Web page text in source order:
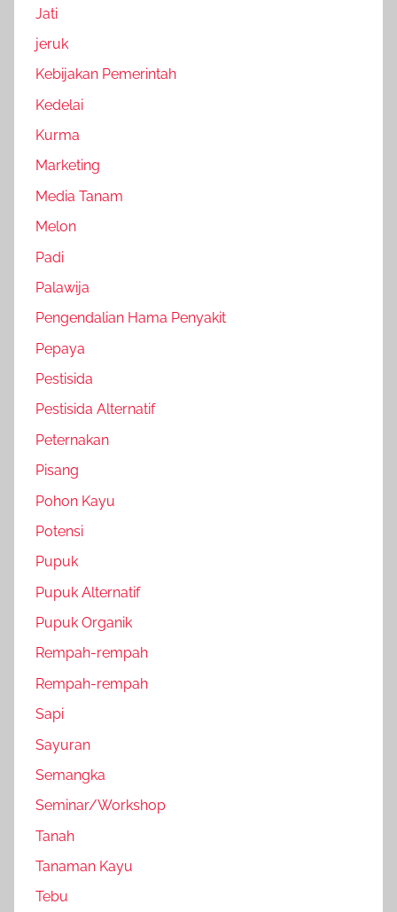
Jati
jeruk
Kebijakan Pemerintah
Kedelai
Kurma
Marketing
Media Tanam
Melon
Padi
Palawija
Pengendalian Hama Penyakit
Pepaya
Pestisida
Pestisida Alternatif
Peternakan
Pisang
Pohon Kayu
Potensi
Pupuk
Pupuk Alternatif
Pupuk Organik
Rempah-rempah
Rempah-rempah
Sapi
Sayuran
Semangka
Seminar/Workshop
Tanah
Tanaman Kayu
Tebu